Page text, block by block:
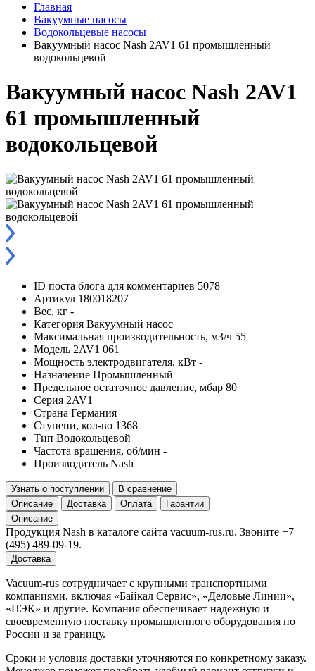
Главная
Вакуумные насосы
Водокольцевые насосы
Вакуумный насос Nash 2AV1 61 промышленный
водокольцевой
Вакуумный насос Nash 2AV1
61 промышленный
водокольцевой
ID поста блога для комментариев 5078
Артикул 180018207
Вес, кг -
Категория Вакуумный насос
Максимальная производительность, м3/ч 55
Модель 2AV1 061
Мощность электродвигателя, кВт -
Назначение Промышленный
Предельное остаточное давление, мбар 80
Серия 2AV1
Страна Германия
Ступени, кол-во 1368
Тип Водокольцевой
Частота вращения, об/мин -
Производитель Nash
Узнать о поступлении
В сравнение
Описание
Доставка Оплата
Гарантии
Описание
Продукция Nash в каталоге сайта vacuum-rus.ru. Звоните +7
(495) 489-09-19.
Доставка
Vacuum-rus сотрудничает с крупными транспортными
компаниями, включая «Байкал Сервис», «Деловые Линии»,
«ПЭК» и другие. Компания обеспечивает надежную и
своевременную поставку промышленного оборудования по
России и за границу.
Сроки и условия доставки уточняются по конкретному заказу.